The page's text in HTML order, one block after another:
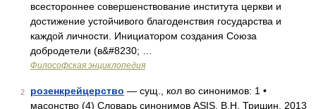
всестороннее совершенствование института церкви и
достижение устойчивого благоденствия государства и
каждой личности. Инициатором создания Союза
добродетели (в&#8230; …
Философская энциклопедия
2 розенкрейцерство — сущ., кол во синонимов: 1 •
масонство (4) Словарь синонимов ASIS. В.Н. Тришин. 2013